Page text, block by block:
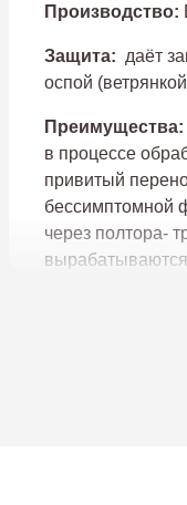
Производство:
Защита: даёт
оспой
Преимущества:
в процессе
привитый
бессимптомной
через полтора-
вырабатываются